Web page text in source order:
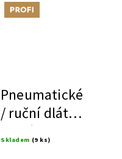
Tip
Pneumatické
/ ruční dláto
na kámen s
Skladem (9 ks)